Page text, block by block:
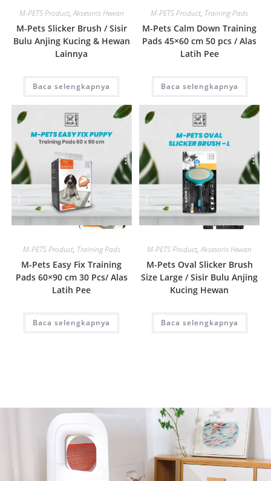
M-PETS Product,Aksesoris Hewan
M-Pets Slicker Brush / Sisir
Bulu Anjing Kucing & Hewan
Lainnya
Baca selengkapnya
M-PETS Product, Training Pads
M-Pets Calm Down Training
Pads 45×60 cm 50 pcs / Alas
Latih Pee
Baca selengkapnya
Quick View
M-PETS Product, Training Pads
M-Pets Easy Fix Training
Pads 60×90 cm 30 Pcs/ Alas
Latih Pee
Baca selengkapnya
Quick View
M-PETS Product,Aksesoris Hewan
M-Pets Oval Slicker Brush
Size Large / Sisir Bulu Anjing
Kucing Hewan
Baca selengkapnya